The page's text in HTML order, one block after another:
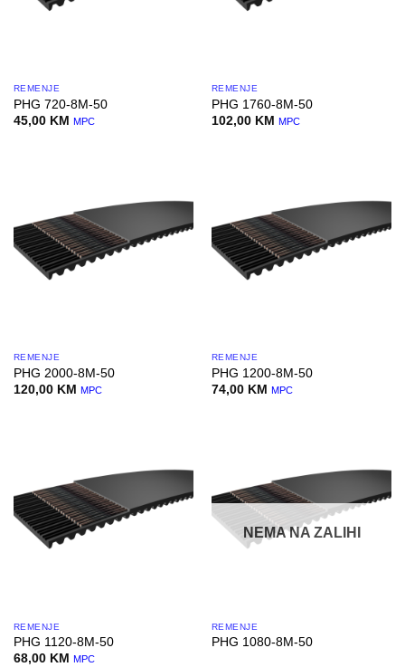
REMENJE
PHG 720-8M-50
45,00 KM MPC
REMENJE
PHG 1760-8M-50
102,00 KM MPC
REMENJE
PHG 2000-8M-50
120,00 KM MPC
REMENJE
PHG 1200-8M-50
74,00 KM MPC
REMENJE
PHG 1120-8M-50
68,00 KM MPC
NEMA NA ZALIHI
REMENJE
PHG 1080-8M-50